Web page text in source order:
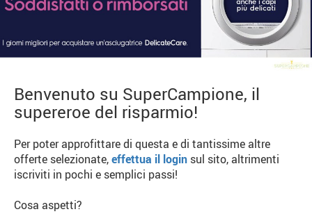
Benvenuto su SuperCampione, il
supereroe del risparmio!
Per poter approfittare di questa e di tantissime altre
offerte selezionate,effettua il login sul sito, altrimenti
iscriviti in pochi e semplici passi!
Cosa aspetti?